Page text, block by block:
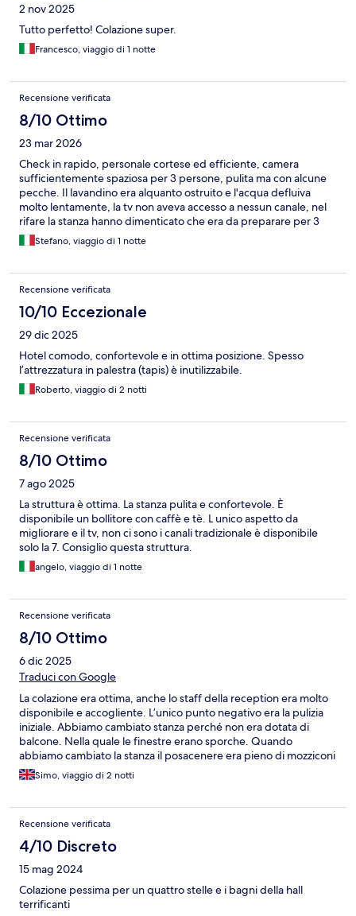
2 nov 2025
Tutto perfetto! Colazione super.
Francesco, viaggio di 1 notte
Recensione verificata
8/10 Ottimo
23 mar 2026
Check in rapido, personale cortese ed efficiente, camera
sufficientemente spaziosa per 3 persone, pulita ma con alcune
pecche. Il lavandino era alquanto ostruito e l'acqua defluiva
molto lentamente, la tv non aveva accesso a nessun canale, nel
rifare la stanza hanno dimenticato che era da preparare per 3
persone.... Pratico da raggiungere e per gli spostamenti con
treno e metro. Colazione nel complesso buona, con ampia scelta
macchinette.
Stefano, viaggio di 1 notte
Recensione verificata
10/10 Eccezionale
29 dic 2025
Hotel comodo, confortevole e in ottima posizione. Spesso
l’attrezzatura in palestra (tapis) è inutilizzabile.
Roberto, viaggio di 2 notti
Recensione verificata
8/10 Ottimo
7 ago 2025
La struttura è ottima. La stanza pulita e confortevole. È
disponibile un bollitore con caffè e tè. L unico aspetto da
migliorare e il tv, non ci sono i canali tradizionale è disponibile
solo la 7. Consiglio questa struttura.
angelo, viaggio di 1 notte
Recensione verificata
8/10 Ottimo
6 dic 2025
Traduci con Google
La colazione era ottima, anche lo staff della reception era molto
disponibile e accogliente. L’unico punto negativo era la pulizia
iniziale. Abbiamo cambiato stanza perché non era dotata di
balcone. Nella quale le finestre erano sporche. Quando
abbiamo cambiato la stanza il posacenere era pieno di mozziconi
e abbiamo trovato qualche peletto in bagno. Nonostante ciò le
altre pulizie erano buone. Tutto sommato un ottimo hotel in bella
Simo, viaggio di 2 notti
Recensione verificata
4/10 Discreto
15 mag 2024
Colazione pessima per un quattro stelle e i bagni della hall
terrificanti